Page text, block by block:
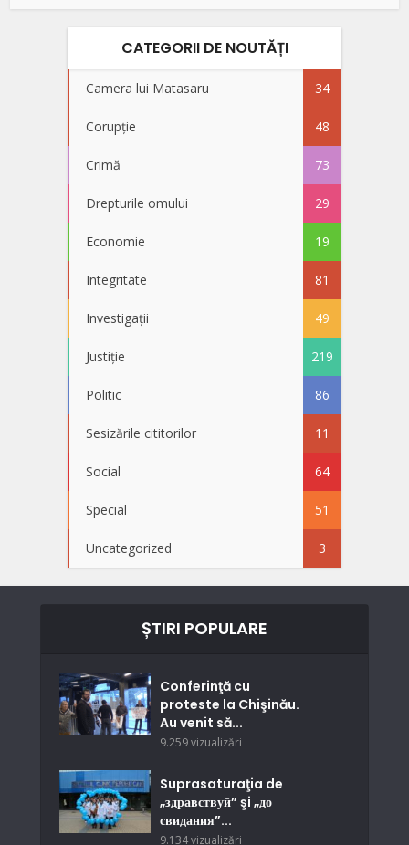
CATEGORII DE NOUTĂȚI
Camera lui Matasaru 34
Corupție 48
Crimă 73
Drepturile omului 29
Economie 19
Integritate 81
Investigații 49
Justiție 219
Politic 86
Sesizările cititorilor 11
Social 64
Special 51
Uncategorized 3
ȘTIRI POPULARE
Conferinţă cu
proteste la Chişinău.
Au venit să...
9.259 vizualizări
Suprasaturaţia de
„здравствуй” şi „до
свидания”...
9.134 vizualizări